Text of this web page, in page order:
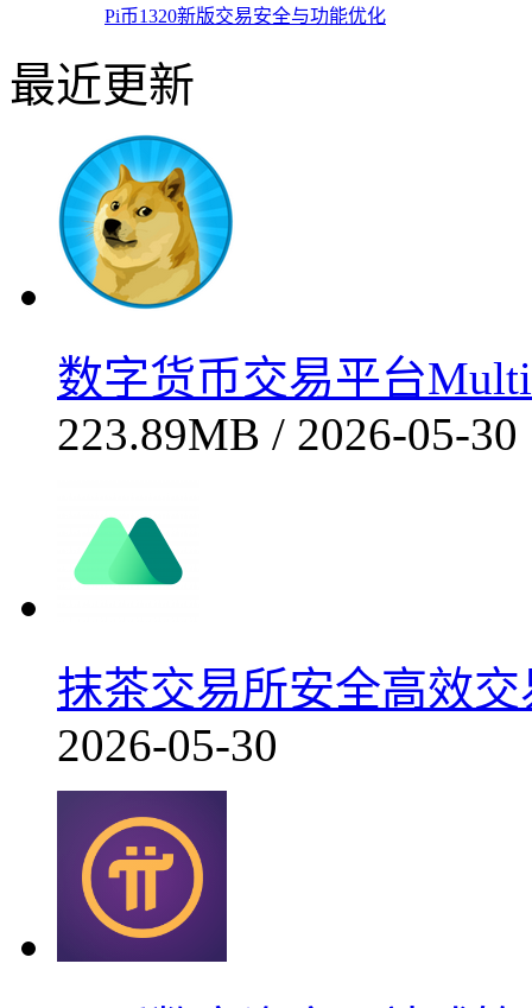
Pi币1320新版交易安全与功能优化
最近更新
数字货币交易平台
223.89MB / 2026-05-30
抹茶交易所安全高效交
2026-05-30